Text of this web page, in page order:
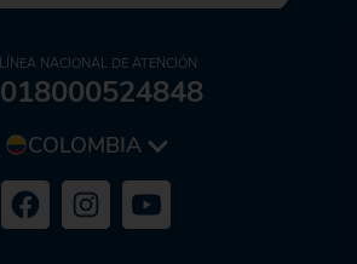
COLOMBIA
LÍNEA NACIONAL DE ATENCIÓN
018000524848